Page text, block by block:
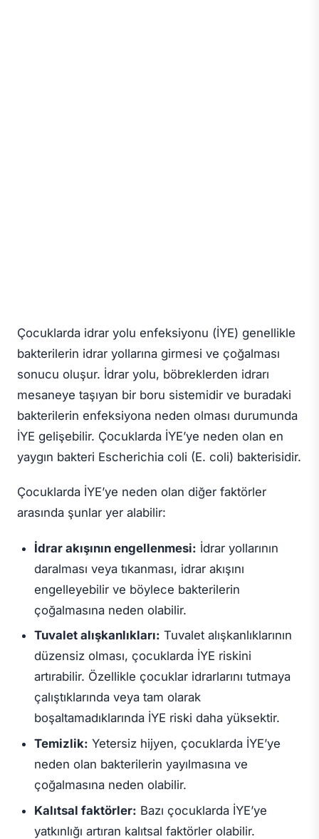
Çocuklarda idrar yolu enfeksiyonu (İYE) genellikle
bakterilerin idrar yollarına girmesi ve çoğalması
sonucu oluşur. İdrar yolu, böbreklerden idrarı
mesaneye taşıyan bir boru sistemidir ve buradaki
bakterilerin enfeksiyona neden olması durumunda
İYE gelişebilir. Çocuklarda İYE’ye neden olan en
yaygın bakteri Escherichia coli (E. coli) bakterisidir.
Çocuklarda İYE’ye neden olan diğer faktörler
arasında şunlar yer alabilir:
İdrar akışının engellenmesi: İdrar yollarının
daralması veya tıkanması, idrar akışını
engelleyebilir ve böylece bakterilerin
çoğalmasına neden olabilir.
Tuvalet alışkanlıkları: Tuvalet alışkanlıklarının
düzensiz olması, çocuklarda İYE riskini
artırabilir. Özellikle çocuklar idrarlarını tutmaya
çalıştıklarında veya tam olarak
boşaltamadıklarında İYE riski daha yüksektir.
Temizlik: Yetersiz hijyen, çocuklarda İYE’ye
neden olan bakterilerin yayılmasına ve
çoğalmasına neden olabilir.
Kalıtsal faktörler: Bazı çocuklarda İYE’ye
yatkınlığı artıran kalıtsal faktörler olabilir.